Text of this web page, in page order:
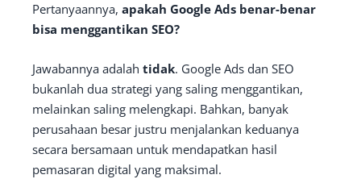
Pertanyaannya, apakah Google Ads benar-benar
bisa menggantikan SEO?
Jawabannya adalah tidak. Google Ads dan SEO
bukanlah dua strategi yang saling menggantikan,
melainkan saling melengkapi. Bahkan, banyak
perusahaan besar justru menjalankan keduanya
secara bersamaan untuk mendapatkan hasil
pemasaran digital yang maksimal.